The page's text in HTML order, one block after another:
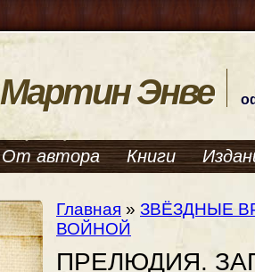
Мартин Энве
От автора Книги
Главная » ЗВЁЗДНЫЕ
ВОЙНОЙ
ПРЕЛЮДИЯ.